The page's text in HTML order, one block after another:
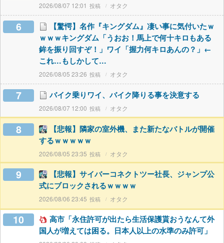
2026/08/07 12:01 オタク
6
【驚愕】名作『キングダム』凄い事に気付いたｗ
ｗｗｗキングダム「うおお！馬上で何十キロもある
鉾を振り回すぞ！」ワイ「握力何キロあんの？」←
これ…もしかして…
2026/08/05 23:26 オタク
7 バイク乗りワイ、バイク降りる事を決意する
2026/08/07 12:00 オタク
8
【悲報】隣家の室外機、また新たなバトルが開催
するｗｗｗｗｗ
2026/08/05 23:35 オタク
9
【悲報】サイバーコネクトツー社長、ジャンプ公
式にブロックされるｗｗｗｗ
2026/08/06 23:45 オタク
10
高市「永住許可が出たら生活保護貰おうなんて外
国人が増えては困る。日本人以上の水準のみ許可」